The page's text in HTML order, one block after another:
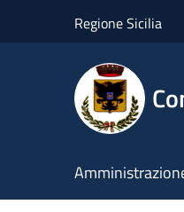
Regione Sicilia